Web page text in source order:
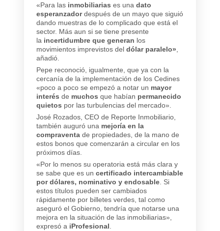
«Para las inmobiliarias es una dato
esperanzadordespués de un mayo que siguió
dando muestras de lo complicado que está el
sector. Más aun si se tiene presente
la incertidumbre que generan los
movimientos imprevistos del dólar paralelo»
añadió.
Pepe reconoció, igualmente, que ya con la
cercanía de la implementación de los Cedines
«poco a poco se empezó a notar un mayor
interés de muchos que habían permanecido
quietos por las turbulencias del mercado».
José Rozados, CEO de Reporte Inmobiliario,
también auguró una mejoría en la
compraventa de propiedades, de la mano de
estos bonos que comenzarán a circular en los
próximos días.
«Por lo menos su operatoria está más clara y
se sabe que es un certificado intercambiable
por dólares, nominativo y endosable . Si
estos títulos pueden ser cambiados
rápidamente por billetes verdes, tal como
aseguró el Gobierno, tendría que notarse una
mejora en la situación de las inmobiliarias»,
expresó a iProfesional